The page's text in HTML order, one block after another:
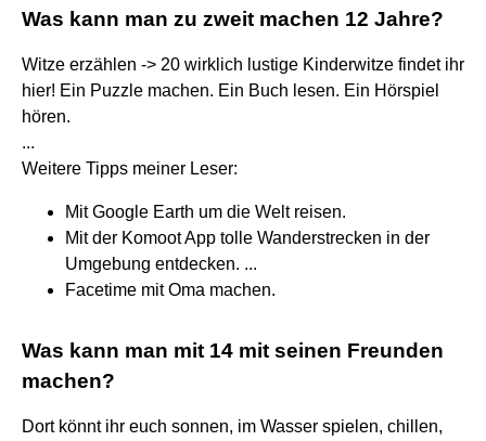
Was kann man zu zweit machen 12 Jahre?
Witze erzählen -> 20 wirklich lustige Kinderwitze findet ihr
hier! Ein Puzzle machen. Ein Buch lesen. Ein Hörspiel
hören.
...
Weitere Tipps meiner Leser:
Mit Google Earth um die Welt reisen.
Mit der Komoot App tolle Wanderstrecken in der
Umgebung entdecken. ...
Facetime mit Oma machen.
Was kann man mit 14 mit seinen Freunden
machen?
Dort könnt ihr euch sonnen, im Wasser spielen, chillen,